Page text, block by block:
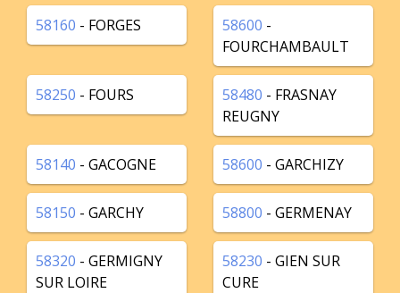
58160 - FORGES 58600 -
FOURCHAMBAULT
58250 - FOURS 58480 - FRASNAY
REUGNY
58140 - GACOGNE 58600 - GARCHIZY
58150 - GARCHY 58800 - GERMENAY
58320 - GERMIGNY
SUR LOIRE
58230 - GIEN SUR
CURE